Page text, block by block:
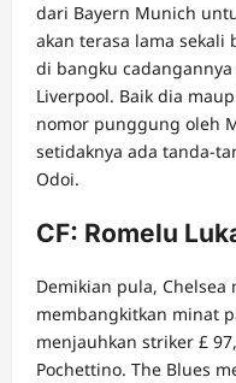
dari Bayern Munich
akan terasa lama sekali
di bangku
Liverpool. Baik dia
nomor punggung oleh
setidaknya ada tanda-
Odoi.
CF: Romelu
Demikian pula,
membangkitkan minat
menjauhkan striker £
Pochettino. The Blues